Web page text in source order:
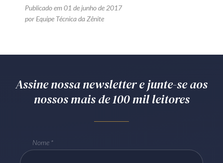
Publicado em 01 de junho de 2017
por Equipe Técnica da Zênite
Assine nossa newsletter e junte-se aos
nossos mais de 100 mil leitores
Nome